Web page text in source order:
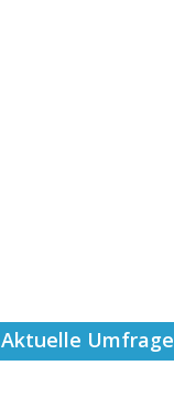
Aktuelle Umfrage